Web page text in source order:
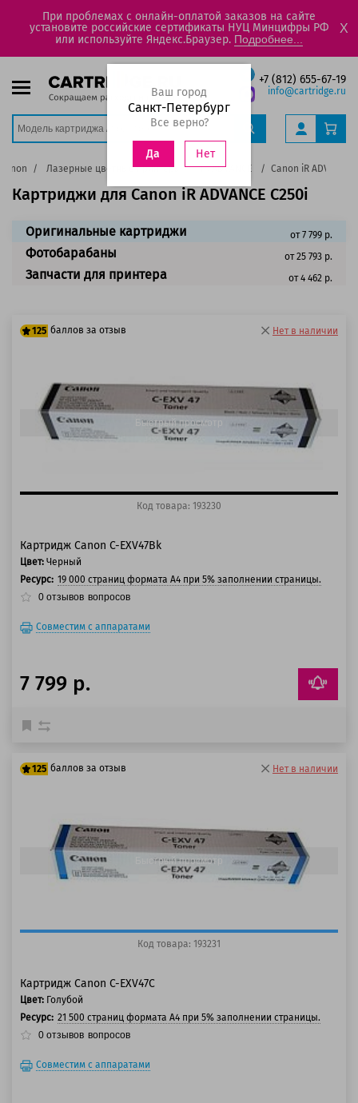
При проблемах с онлайн-оплатой заказов на сайте
установите российские сертификаты НУЦ Минцифры РФ
или используйте Яндекс.Браузер. Подробнее...
X
+7 (812) 655-67-19
info@cartridge.ru
Ваш город
Санкт-Петербург
Все верно?
Да Нет
Canon Лазерные цветные принтеры IR ADVANCE Canon iR ADVANCE
Картриджи для Canon iR ADVANCE C250i
Оригинальные картриджи от 7 799 р.
Фотобарабаны от 25 793 р.
Запчасти для принтера от 4 462 р.
125 баллов за отзыв
125 баллов
Нет в наличии
Быстрый просмотр
Код товара: 193230
Картридж Canon C-EXV47Bk
Цвет: Черный
Ресурс: 19 000 страниц формата А4 при 5% заполнении страницы.
0 отзывов вопросов
Совместим с аппаратами
7 799 р.
125 баллов за отзыв
125 баллов
Нет в наличии
Быстрый просмотр
Код товара: 193231
Картридж Canon C-EXV47C
Цвет: Голубой
Ресурс: 21 500 страниц формата А4 при 5% заполнении страницы.
0 отзывов вопросов
Совместим с аппаратами